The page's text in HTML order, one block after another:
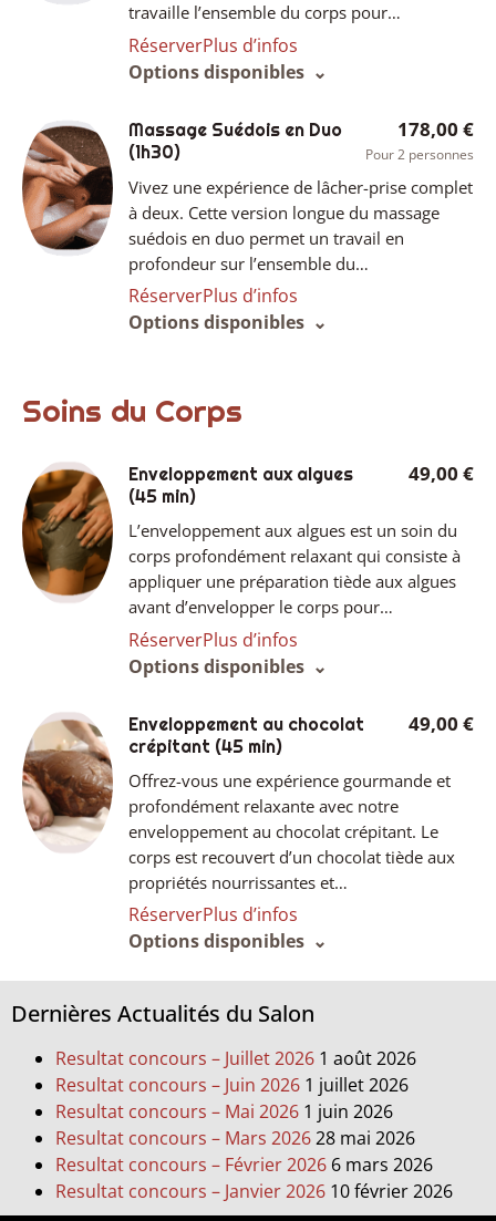
travaille l’ensemble du corps pour…
RéserverPlus d’infos
Options disponibles
Massage Suédois en Duo
(1h30)
178,00 €
Pour 2 personnes
Vivez une expérience de lâcher-prise complet
à deux. Cette version longue du massage
suédois en duo permet un travail en
profondeur sur l’ensemble du…
RéserverPlus d’infos
Options disponibles
Soins du Corps
Enveloppement aux algues
(45 min)
49,00 €
L’enveloppement aux algues est un soin du
corps profondément relaxant qui consiste à
appliquer une préparation tiède aux algues
avant d’envelopper le corps pour…
RéserverPlus d’infos
Options disponibles
Enveloppement au chocolat
crépitant (45 min)
49,00 €
Offrez-vous une expérience gourmande et
profondément relaxante avec notre
enveloppement au chocolat crépitant. Le
corps est recouvert d’un chocolat tiède aux
propriétés nourrissantes et…
RéserverPlus d’infos
Options disponibles
Dernières Actualités du Salon
Resultat concours – Juillet 2026 1 août 2026
Resultat concours – Juin 2026 1 juillet 2026
Resultat concours – Mai 2026 1 juin 2026
Resultat concours – Mars 202628 mai 2026
Resultat concours – Février 2026 6 mars 2026
Resultat concours – Janvier 2026 10 février 2026